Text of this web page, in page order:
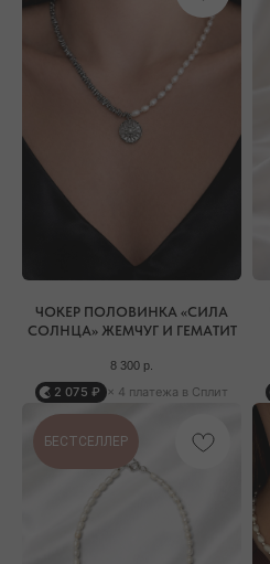
ЧОКЕР ПОЛОВИНКА «СИЛА
СОЛНЦА» ЖЕМЧУГ И ГЕМАТИТ
8 300 р.
2 075 ₽ × 4 платежа в Сплит
БЕСТСЕЛЛЕР